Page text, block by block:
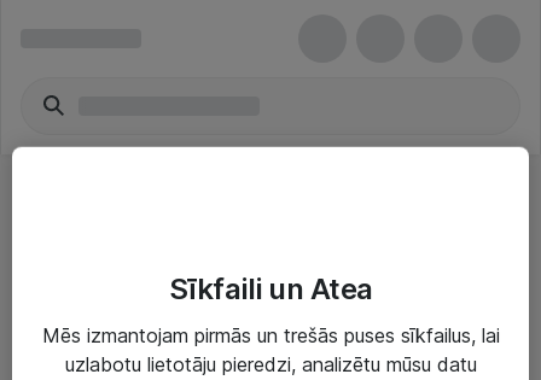
Sīkfaili un Atea
Mēs izmantojam pirmās un trešās puses sīkfailus, lai
uzlabotu lietotāju pieredzi, analizētu mūsu datu